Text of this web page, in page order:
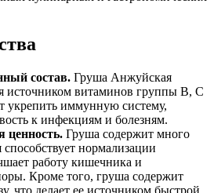
состав. Груша Анжуйская
источником витаминов группы B, C
иммунную систему,
к инфекциям и болезням.
ценность. Груша содержит много
способствует нормализации
работу кишечника и
Кроме того, груша содержит
что делает ее источником быстрой